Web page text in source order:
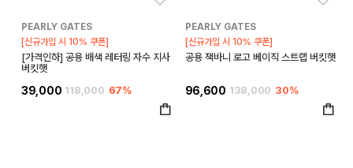
PEARLY GATES
[신규가입 시 10% 쿠폰]
[가격인하] 공용 배색 레터링 자수 지사
버킷햇
39,000 118,000 67%
PEARLY GATES
[신규가입 시 10% 쿠폰]
공용 잭바니 로고 베이직 스트랩 버킷햇
96,600 138,000 30%